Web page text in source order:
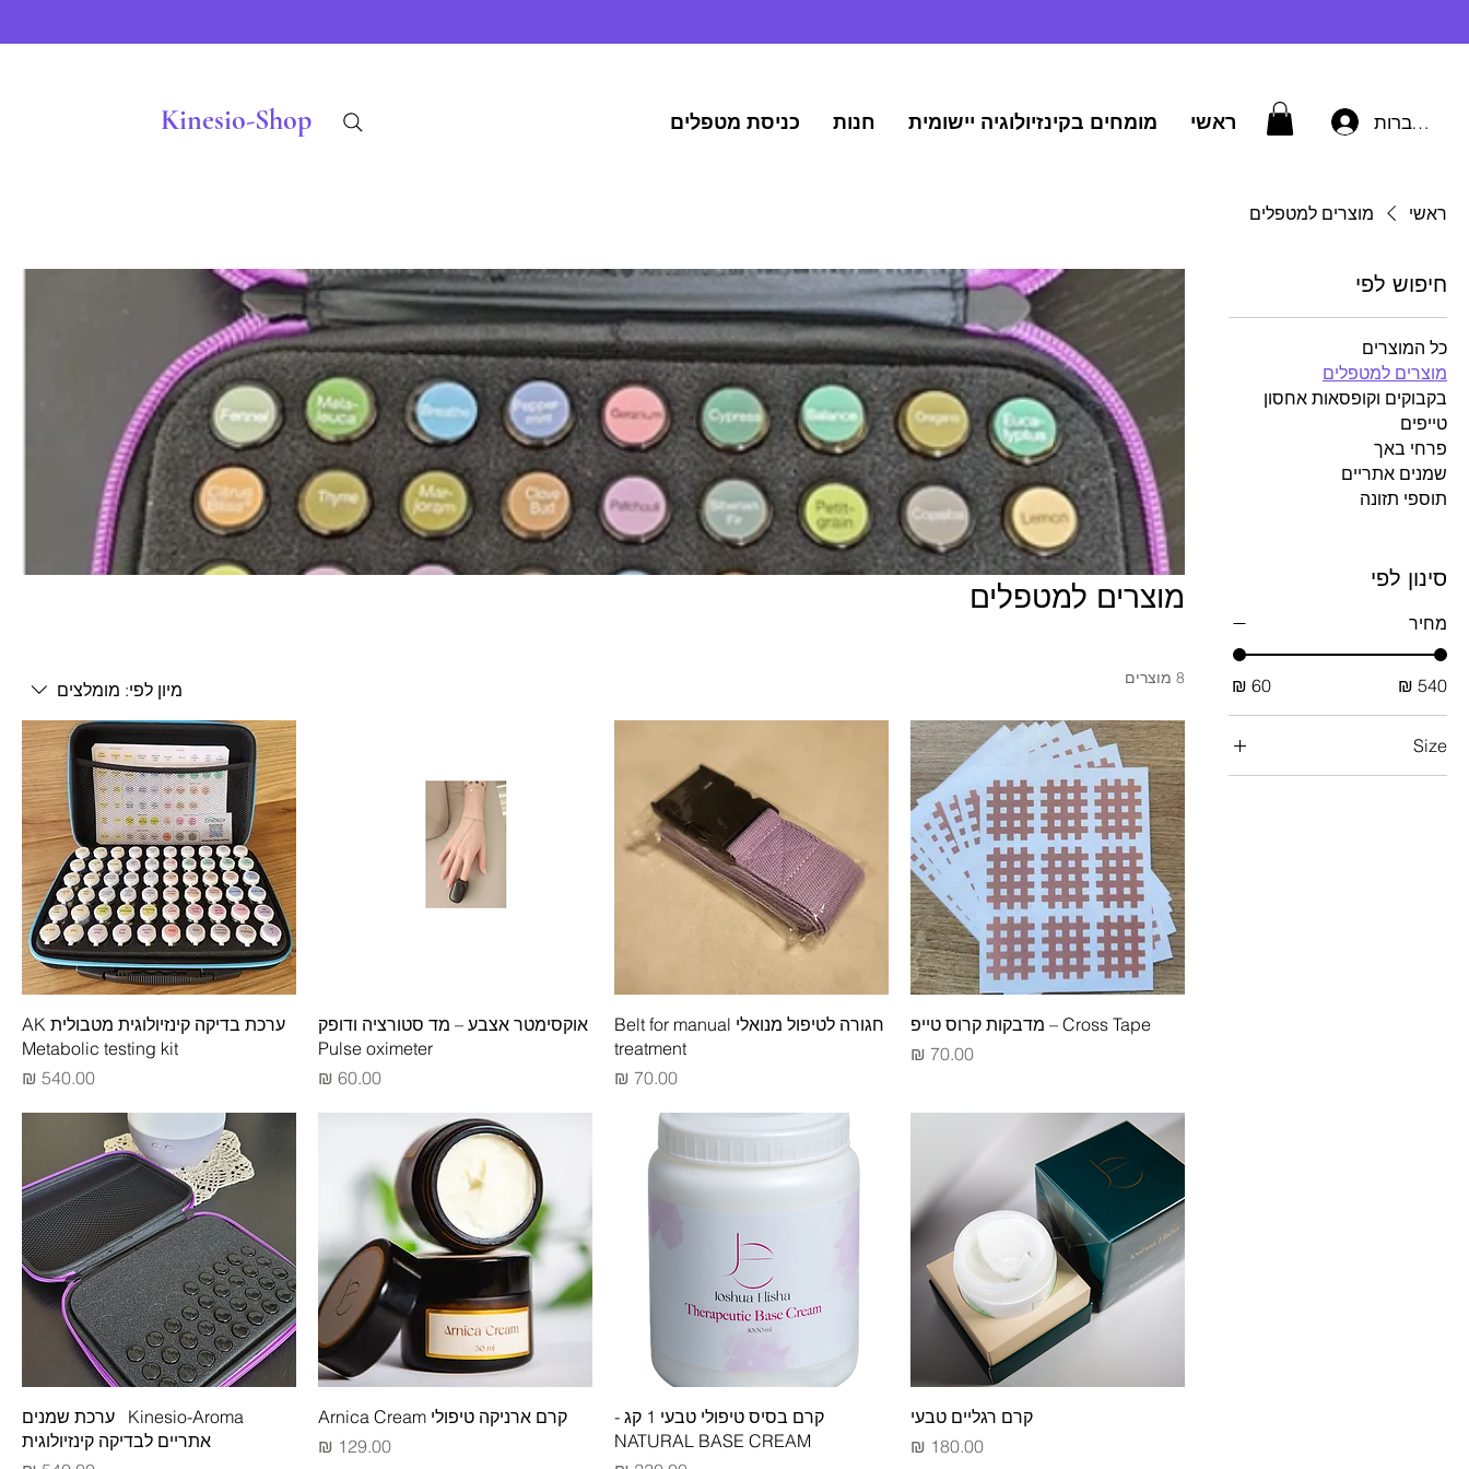
Kinesio-Shop להתחברות ראשי מומחים בקינזיולוגיה יישומית חנות כניסת מטפלים
ראשי מוצרים למטפלים
חיפוש לפי
כל המוצרים
מוצרים למטפלים
בקבוקים וקופסאות אחסון
טייפים
פרחי באך
שמנים אתריים
תוספי תזונה
סינון לפי
מחיר
Size
מוצרים למטפלים
8 מוצרים
מיון לפי: מומלצים
Cross Tape – מדבקות קרוס טייפ
מחיר
חגורה לטיפול מנואלי Belt for manual
treatment
מחיר
אוקסימטר אצבע – מד סטורציה ודופק
Pulse oximeter
מחיר
ערכת בדיקה קינזיולוגית מטבולית AK
Metabolic testing kit
מחיר
קרם רגליים טבעי
מחיר
קרם בסיס טיפולי טבעי 1 קג -
NATURAL BASE CREAM
קרם ארניקה טיפולי Arnica Cream
מחיר
Kinesio-Aroma ערכת שמנים
אתריים לבדיקה קינזיולוגית